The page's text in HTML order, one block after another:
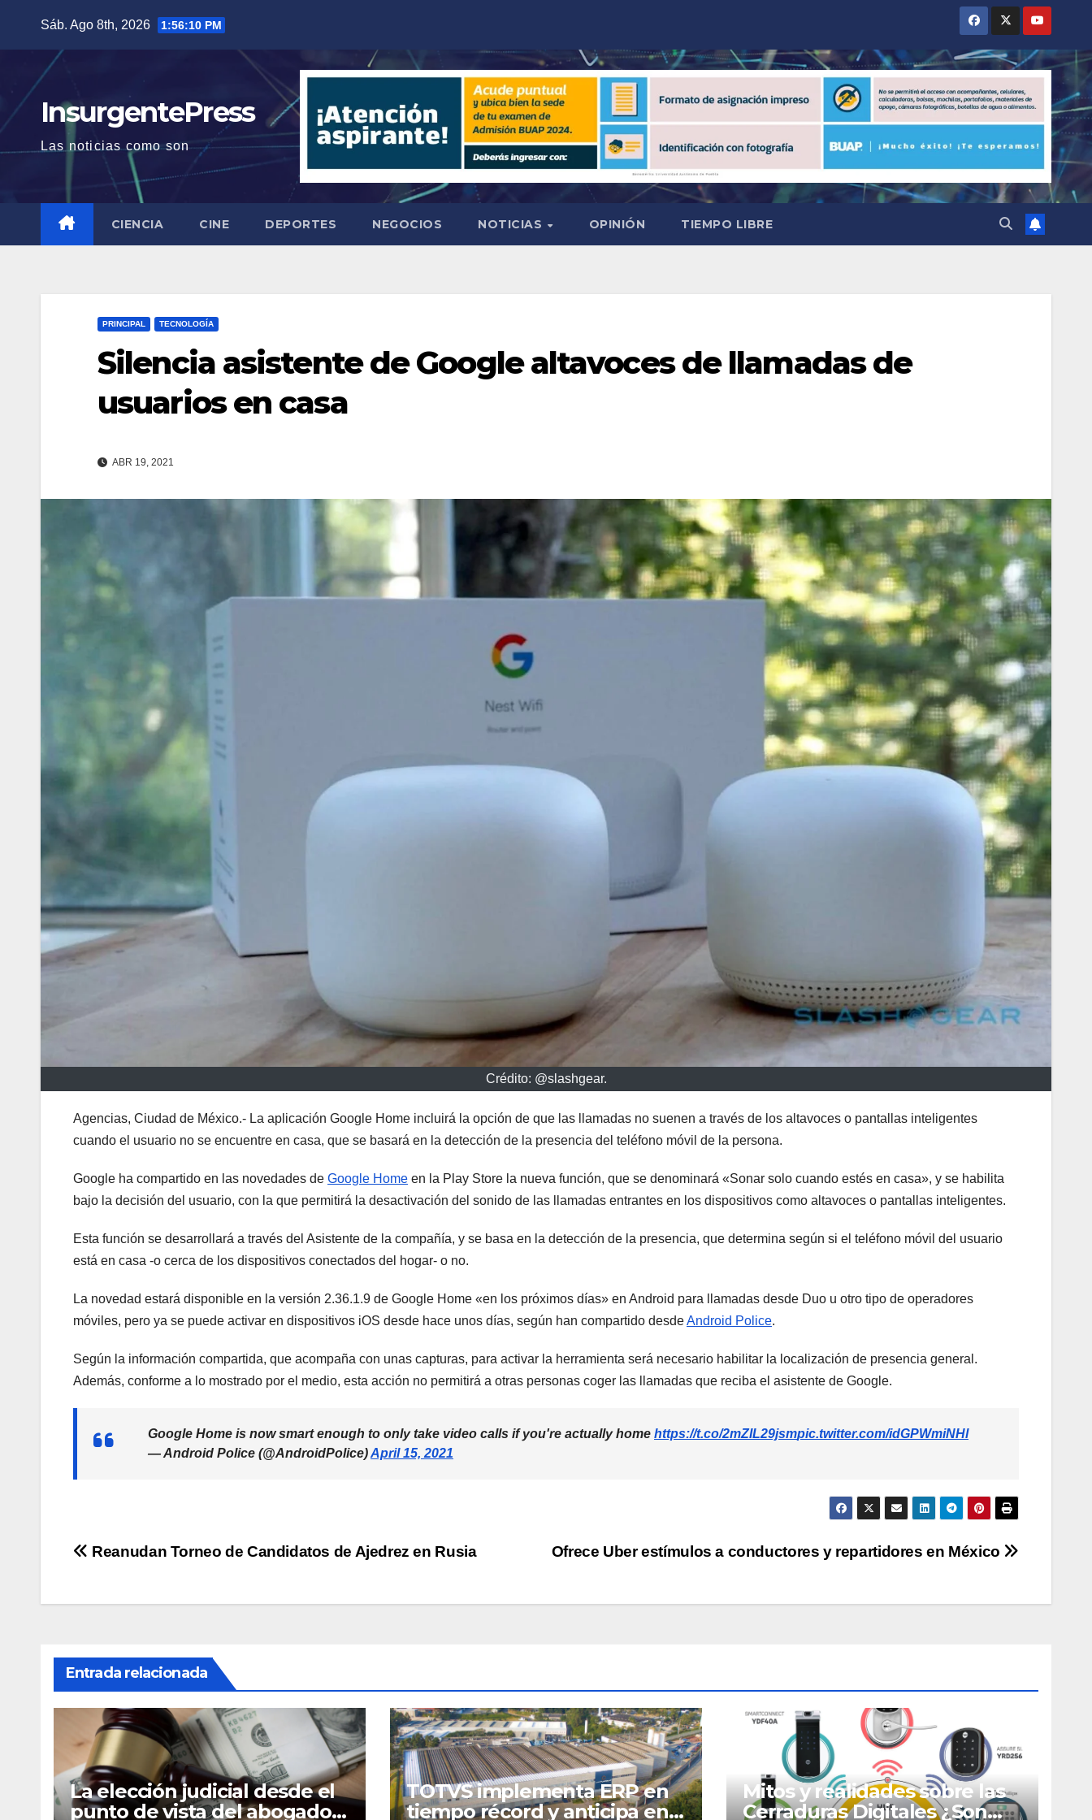
contenido
Sáb. Ago 8th, 2026 1:56:11 PM
InsurgentePress
Las noticias como son
CIENCIA CINE DEPORTES NEGOCIOS NOTICIAS OPINIÓN TIEMPO LIBRE
PRINCIPAL TECNOLOGÍA
Silencia asistente de Google altavoces de llamadas de
usuarios en casa
ABR 19, 2021
Crédito: @slashgear.
Agencias, Ciudad de México.- La aplicación Google Home incluirá la opción de que las llamadas no suenen a través de los altavoces o pantallas inteligentes
cuando el usuario no se encuentre en casa, que se basará en la detección de la presencia del teléfono móvil de la persona.
Google ha compartido en las novedades de Google Home en la Play Store la nueva función, que se denominará «Sonar solo cuando estés en casa», y se habilita
bajo la decisión del usuario, con la que permitirá la desactivación del sonido de las llamadas entrantes en los dispositivos como altavoces o pantallas inteligentes.
Esta función se desarrollará a través del Asistente de la compañía, y se basa en la detección de la presencia, que determina según si el teléfono móvil del usuario
está en casa -o cerca de los dispositivos conectados del hogar- o no.
La novedad estará disponible en la versión 2.36.1.9 de Google Home «en los próximos días» en Android para llamadas desde Duo u otro tipo de operadores
móviles, pero ya se puede activar en dispositivos iOS desde hace unos días, según han compartido desdeAndroid Police.
Según la información compartida, que acompaña con unas capturas, para activar la herramienta será necesario habilitar la localización de presencia general.
Además, conforme a lo mostrado por el medio, esta acción no permitirá a otras personas coger las llamadas que reciba el asistente de Google.
Google Home is now smart enough to only take video calls if you're actually home https://t.co/2mZIL29jsmpic.twitter.com/idGPWmiNHl
— Android Police (@AndroidPolice)April 15, 2021
Navegación
Ofrece Uber estímulos a conductores y repartidores en México
Reanudan Torneo de Candidatos de Ajedrez en Rusia
Entrada relacionada
La elección judicial desde el
punto de vista del abogado
TOTVS implementa ERP en
tiempo récord y anticipa en
Mitos y realidades sobre las
Cerraduras Digitales ¿Son